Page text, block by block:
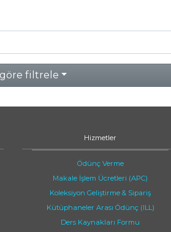
filtrele
Hizmetler
Ödünç Verme
Makale İşlem Ücretleri (APC)
Koleksiyon Geliştirme & Sipariş
Kütüphaneler Arası Ödünç (ILL)
Ders Kaynakları Formu